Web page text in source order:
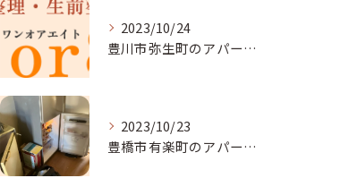
2023/10/24
豊川市弥生町のアパート改装に向かいました。
2023/10/23
豊橋市有楽町のアパートに遺品整理に向かいました。